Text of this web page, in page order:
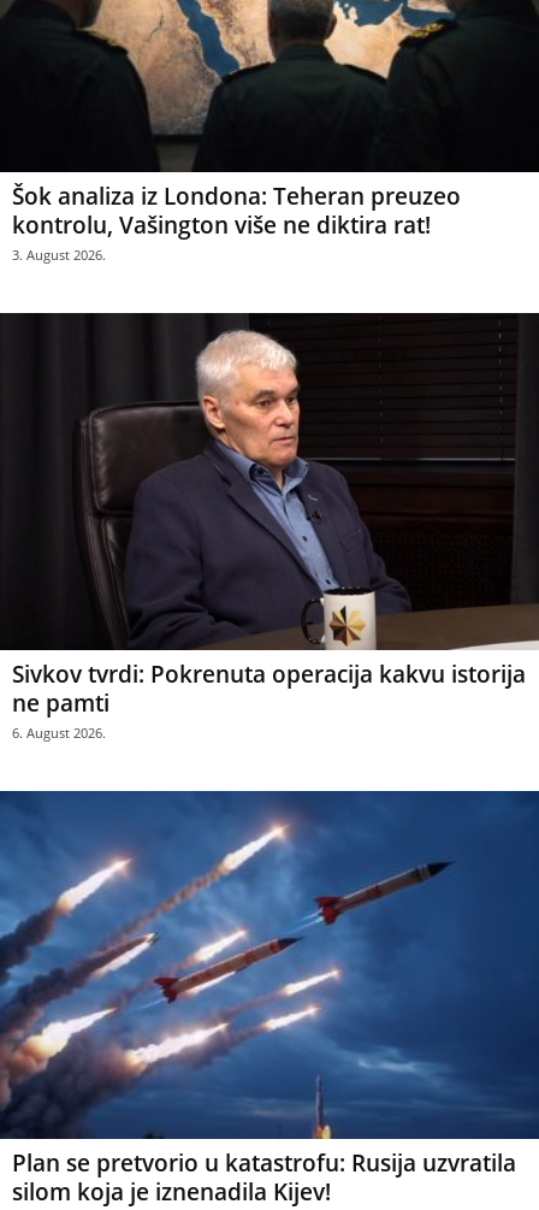
Šok analiza iz Londona: Teheran preuzeo
kontrolu, Vašington više ne diktira rat!
3. August 2026.
Sivkov tvrdi: Pokrenuta operacija kakvu istorija
ne pamti
6. August 2026.
Plan se pretvorio u katastrofu: Rusija uzvratila
silom koja je iznenadila Kijev!